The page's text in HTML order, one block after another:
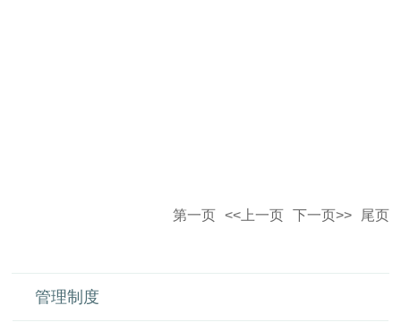
第一页 <<上一页 下一页>> 尾页
管理制度